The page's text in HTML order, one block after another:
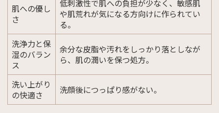
肌への優し
さ
低刺激性で肌への負担が少なく、敏感肌
や肌荒れが気になる方向けに作られてい
る。
洗浄力と保
湿のバラン
ス
余分な皮脂や汚れをしっかり落としなが
ら、肌の潤いを保つ処方。
洗い上がり
の快適さ
洗顔後につっぱり感がない。